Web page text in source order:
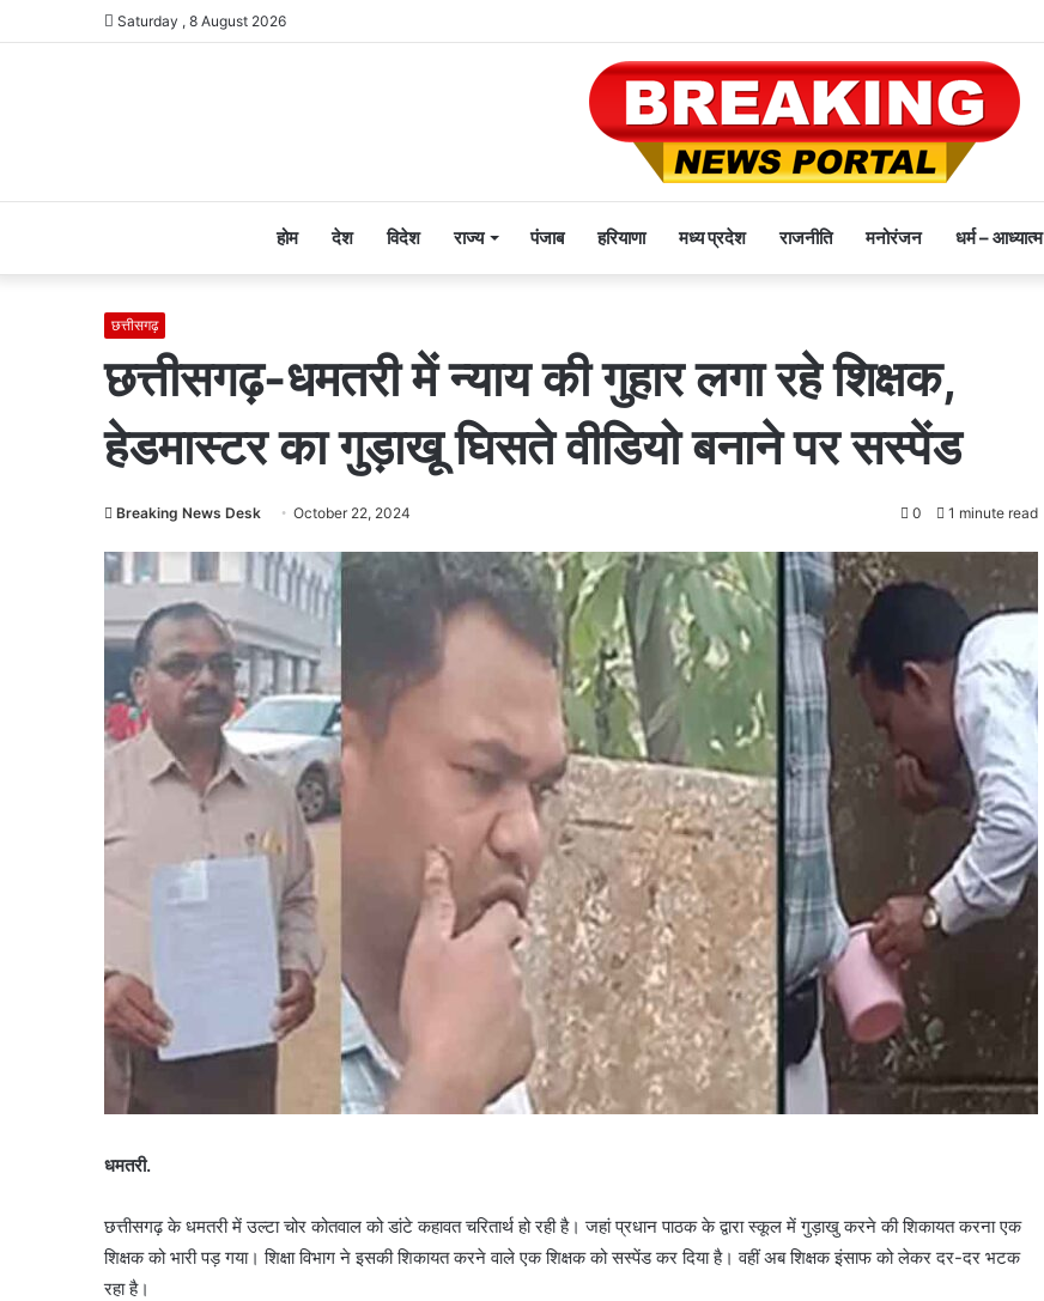
Saturday , 8 August 2026
होम देश विदेश राज्य पंजाब हरियाणा मध्य प्रदेश राजनीति मनोरंजन धर्म – आध्यात्म
छत्तीसगढ़
छत्तीसगढ़-धमतरी में न्याय की गुहार लगा रहे शिक्षक,
हेडमास्टर का गुड़ाखू घिसते वीडियो बनाने पर सस्पेंड
Breaking News Desk October 22, 2024 0 1 minute read
धमतरी.
छत्तीसगढ़ के धमतरी में उल्टा चोर कोतवाल को डांटे कहावत चरितार्थ हो रही है। जहां प्रधान पाठक के द्वारा स्कूल में गुड़ाखु करने की शिकायत करना एक
शिक्षक को भारी पड़ गया। शिक्षा विभाग ने इसकी शिकायत करने वाले एक शिक्षक को सस्पेंड कर दिया है। वहीं अब शिक्षक इंसाफ को लेकर दर-दर भटक
रहा है।